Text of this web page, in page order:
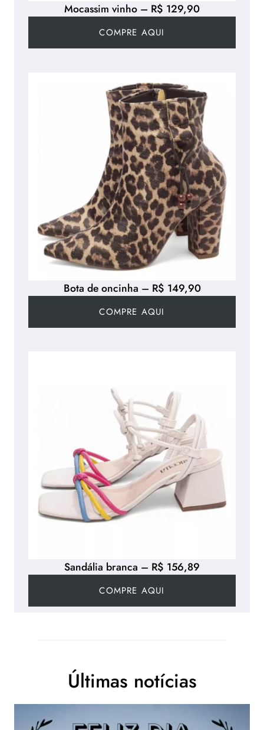
Sandália branca – R$ 156,89
COMPRE AQUI
Mocassim vinho – R$ 129,90
COMPRE AQUI
Bota de oncinha – R$ 149,90
COMPRE AQUI
Últimas notícias